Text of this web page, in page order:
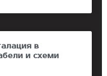
в
и схеми